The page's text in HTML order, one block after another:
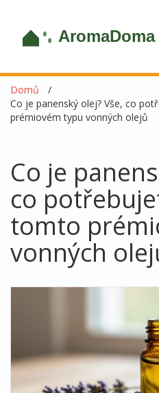
Domů
Co je panenský olej? Vše, co
prémiovém typu vonných olejů
Co je
co
tomto
vonných